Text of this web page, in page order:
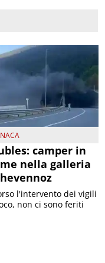
camper in
nella galleria
l'intervento dei vigili
non ci sono feriti